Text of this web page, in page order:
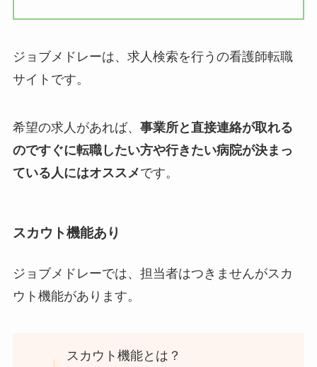
ジョブメドレーは、求人検索を行うの看護師転職
サイトです。
希望の求人があれば、 事業所と直接連絡が取れる
のですぐに転職したい方や行きたい病院が決まっ
ている人にはオススメです。
スカウト機能あり
ジョブメドレーでは、担当者はつきませんがスカ
ウト機能があります。
スカウト機能とは？